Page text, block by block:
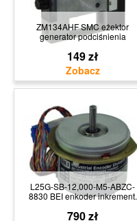
ZM134AHF SMC eżektor
generator podciśnienia
149 zł
L25G-SB-12,000-M5-ABZC-
8830 BEI enkoder inkrement.
790 zł